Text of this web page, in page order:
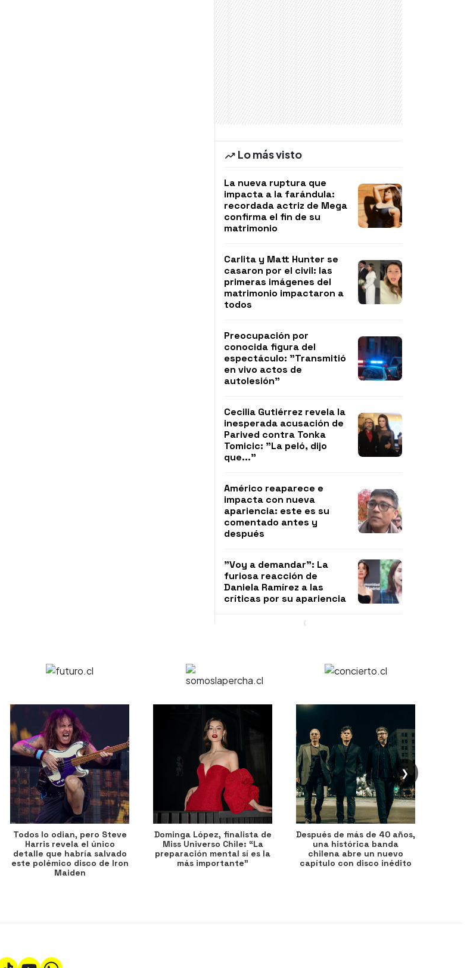
Lo más visto
La nueva ruptura que
impacta a la farándula:
recordada actriz de Mega
confirma el fin de su
matrimonio
Carlita y Matt Hunter se
casaron por el civil: las
primeras imágenes del
matrimonio impactaron a
todos
Preocupación por
conocida figura del
espectáculo: "Transmitió
en vivo actos de
autolesión"
Cecilia Gutiérrez revela la
inesperada acusación de
Parived contra Tonka
Tomicic: "La peló, dijo
que..."
Américo reaparece e
impacta con nueva
apariencia: este es su
comentado antes y
después
"Voy a demandar": La
furiosa reacción de
Daniela Ramírez a las
críticas por su apariencia
❯
Todos lo odian, pero Steve
Harris revela el único
detalle que habría salvado
este polémico disco de Iron
Maiden
Dominga López, finalista de
Miss Universo Chile: “La
preparación mental sí es la
más importante”
Después de más de 40 años,
una histórica banda
chilena abre un nuevo
capítulo con disco inédito